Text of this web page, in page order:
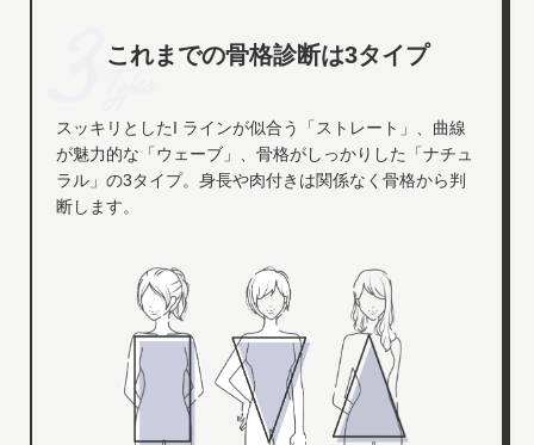
これまでの骨格診断は3タイプ
スッキリとしたI ラインが似合う「ストレート」、曲線
が魅力的な「ウェーブ」、骨格がしっかりした「ナチュ
ラル」の3タイプ。身長や肉付きは関係なく骨格から判
断します。